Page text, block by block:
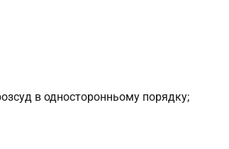
в односторонньому порядку;